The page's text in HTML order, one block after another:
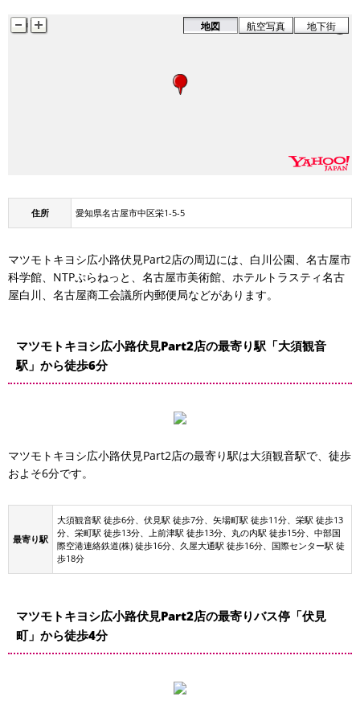
地図 航空写真 地下街
住所 愛知県名古屋市中区栄1-5-5
マツモトキヨシ広小路伏見Part2店の周辺には、白川公園、名古屋市
科学館、NTPぷらねっと、名古屋市美術館、ホテルトラスティ名古
屋白川、名古屋商工会議所内郵便局などがあります。
マツモトキヨシ広小路伏見Part2店の最寄り駅「大須観音
駅」から徒歩6分
マツモトキヨシ広小路伏見Part2店の最寄り駅は大須観音駅で、徒歩
およそ6分です。
最寄り駅
大須観音駅 徒歩6分、伏見駅 徒歩7分、矢場町駅 徒歩11分、栄駅 徒歩13
分、栄町駅 徒歩13分、上前津駅 徒歩13分、丸の内駅 徒歩15分、中部国
際空港連絡鉄道(株) 徒歩16分、久屋大通駅 徒歩16分、国際センター駅 徒
歩18分
マツモトキヨシ広小路伏見Part2店の最寄りバス停「伏見
町」から徒歩4分